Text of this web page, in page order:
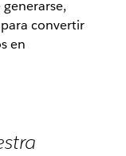
convertir
en